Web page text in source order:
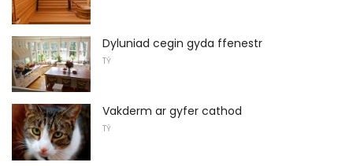
Dyluniad cegin gyda ffenestr
TŶ
Vakderm ar gyfer cathod
TŶ